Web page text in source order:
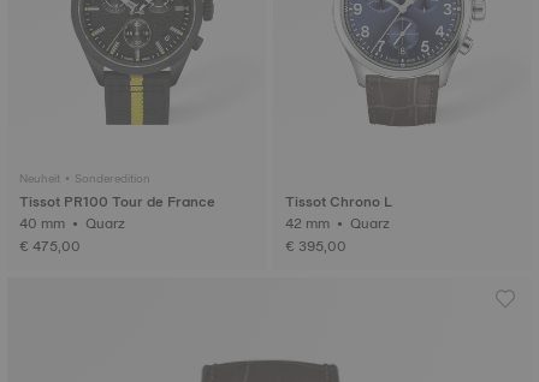
Neuheit • Sonderedition
Tissot PR100 Tour de France
40 mm • Quarz
€ 475,00
Tissot Chrono L
42 mm • Quarz
€ 395,00